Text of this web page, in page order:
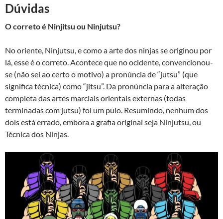
Dúvidas
O correto é Ninjitsu ou Ninjutsu?
No oriente, Ninjutsu, e como a arte dos ninjas se originou por
lá, esse é o correto. Acontece que no ocidente, convencionou-
se (não sei ao certo o motivo) a pronúncia de “jutsu” (que
significa técnica) como “jitsu”. Da pronúncia para a alteração
completa das artes marciais orientais externas (todas
terminadas com jutsu) foi um pulo. Resumindo, nenhum dos
dois está errado, embora a grafia original seja Ninjutsu, ou
Técnica dos Ninjas.